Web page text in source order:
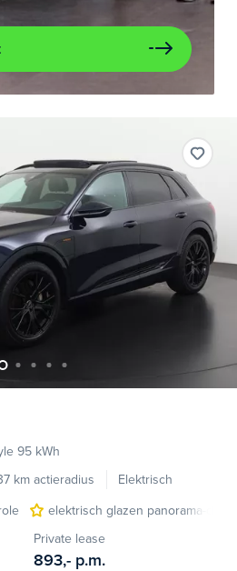
95 kWh
km actieradius
Elektrisch
elektrisch glazen panorama-dak
Private lease
893,- p.m.